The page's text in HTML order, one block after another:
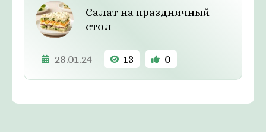
Салат на праздничный
стол
28.01.24 13 0